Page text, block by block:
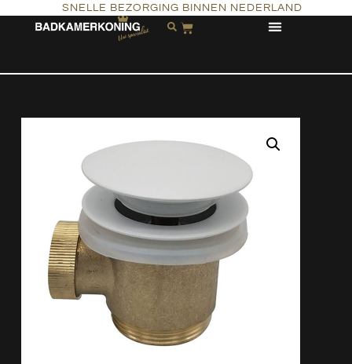
SNELLE BEZORGING BINNEN NEDERLAND